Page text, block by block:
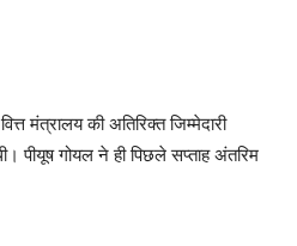
मंत्रालय की अतिरिक्त जिम्मेदारी
पीयूष गोयल ने ही पिछले सप्ताह अंतरिम